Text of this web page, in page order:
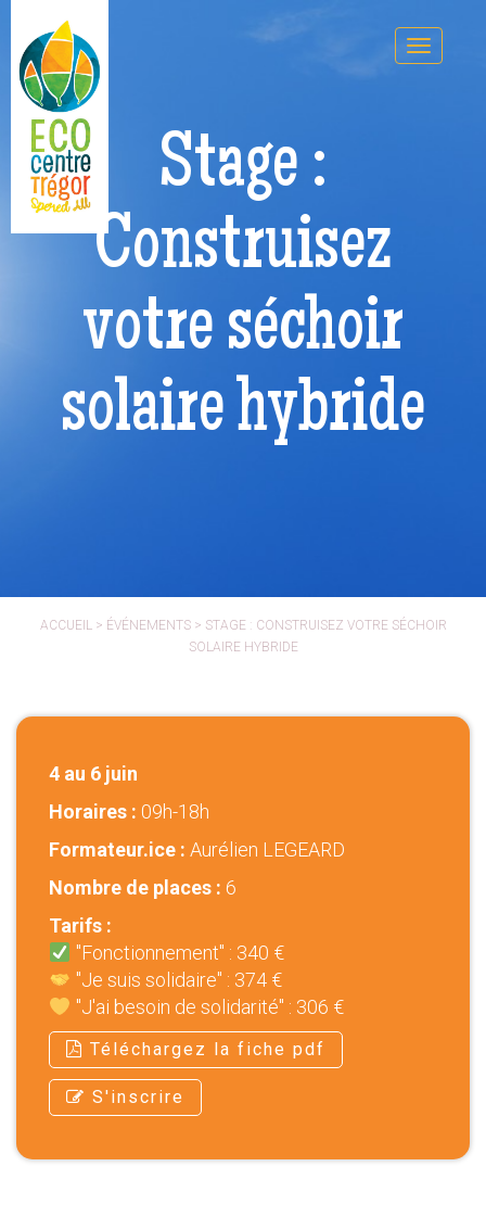
Stage :
Construisez
votre séchoir
solaire hybride
ACCUEIL> ÉVÉNEMENTS> STAGE : CONSTRUISEZ VOTRE SÉCHOIR
SOLAIRE HYBRIDE
4 au 6 juin
Horaires : 09h-18h
Formateur.ice : Aurélien LEGEARD
Nombre de places : 6
Tarifs :
"Fonctionnement" : 340 €
"Je suis solidaire" : 374 €
"J'ai besoin de solidarité" : 306 €
Téléchargez la fiche pdf
S'inscrire